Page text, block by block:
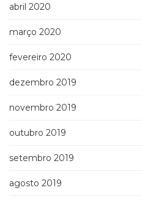
abril 2020
março 2020
fevereiro 2020
dezembro 2019
novembro 2019
outubro 2019
setembro 2019
agosto 2019